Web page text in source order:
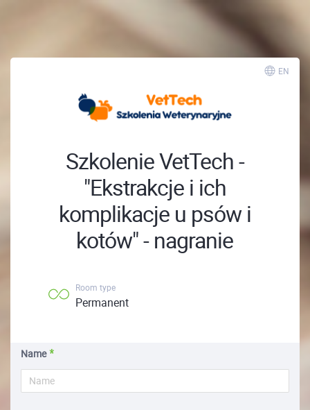
EN
Szkolenie VetTech -
"Ekstrakcje i ich
komplikacje u psów i
kotów" - nagranie
Room type
Permanent
Name